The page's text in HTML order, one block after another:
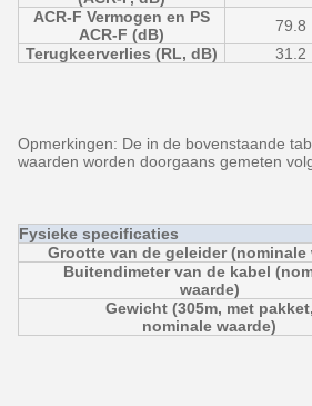
ACR-F Vermogen en PS
ACR-F (dB)
79.8
Terugkeerverlies (RL, dB)
31.2
Opmerkingen: De in de bovenstaande
waarden worden doorgaans gemeten
Fysieke specificaties
Grootte van de geleider (nominale
Buitendimeter van de kabel
waarde)
Gewicht (305m, met pakket,
nominale waarde)